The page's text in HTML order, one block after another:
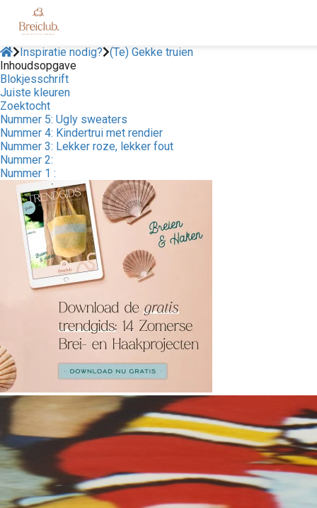
Inspiratie nodig? (Te) Gekke truien
Inhoudsopgave
Blokjesschrift
Juiste kleuren
Zoektocht
Nummer 5: Ugly sweaters
Nummer 4: Kindertrui met rendier
Nummer 3: Lekker roze, lekker fout
Nummer 2:
Nummer 1 :